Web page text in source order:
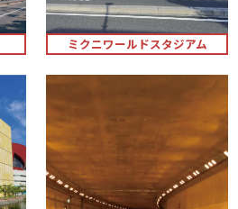
ミクニワールドスタジアム